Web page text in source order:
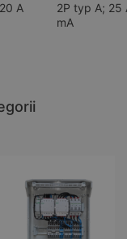
A
2P typ A; 25
mA